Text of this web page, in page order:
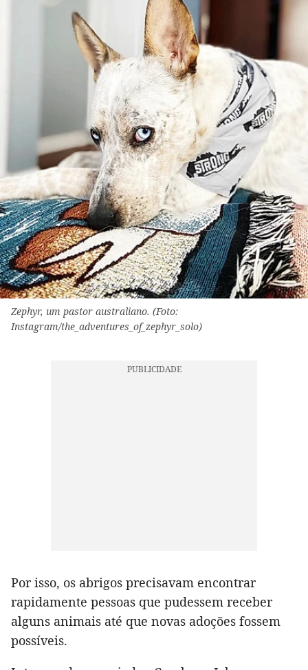
Zephyr, um pastor australiano. (Foto:
Instagram/the_adventures_of_zephyr_solo)
Por isso, os abrigos precisavam encontrar
rapidamente pessoas que pudessem receber
alguns animais até que novas adoções fossem
possíveis.